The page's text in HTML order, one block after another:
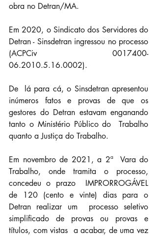
obra no Detran/MA.
Em 2020, o Sindicato dos Servidores do
Detran - Sinsdetran ingressou no processo
(ACPCiv 0017400-
06.2010.5.16.0002).
De  lá para cá, o Sinsdetran apresentou
inúmeros fatos e provas de que os
gestores do Detran estavam enganando
tanto o Ministério Público do  Trabalho
quanto a Justiça do Trabalho.
Em novembro de 2021, a 2ª  Vara do
Trabalho, onde tramita o processo,
concedeu o prazo  IMPRORROGÁVEL
de 120 (cento e vinte) dias para o
Detran realizar um  processo seletivo
simplificado de provas ou provas e
títulos, com vistas  a acabar, de uma vez